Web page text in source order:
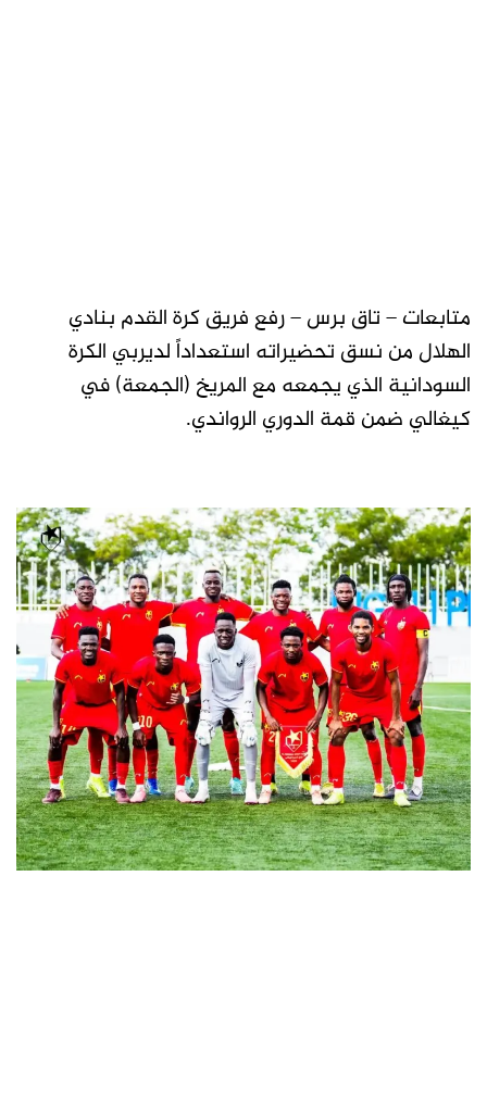
متابعات – تاق برس – رفع فريق كرة القدم بنادي
الهلال من نسق تحضيراته استعداداً لديربي الكرة
السودانية الذي يجمعه مع المريخ (الجمعة) في
كيغالي ضمن قمة الدوري الرواندي.